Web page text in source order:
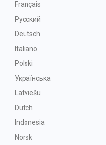
Français
Русский
Deutsch
Italiano
Polski
Українська
Latviešu
Dutch
Indonesia
Norsk